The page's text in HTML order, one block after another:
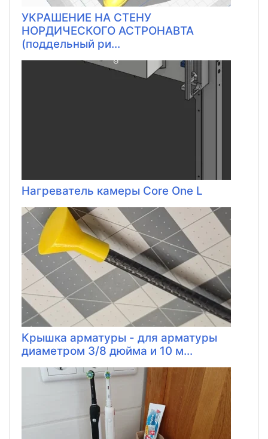
УКРАШЕНИЕ НА СТЕНУ
НОРДИЧЕСКОГО АСТРОНАВТА
(поддельный ри...
Нагреватель камеры Core One L
Крышка арматуры - для арматуры
диаметром 3/8 дюйма и 10 м...